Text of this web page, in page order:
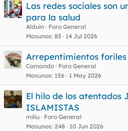
Las redes sociales son
para la salud
Alduin
Foro General
Masunos 83 14 Jul 2026
Arrepentimientos foriles
Comando
Foro General
Masunos 156 1 May 2026
El hilo de los atentados
ISLAMISTAS
miliu
Foro General
Masunos 248 10 Jun 2026